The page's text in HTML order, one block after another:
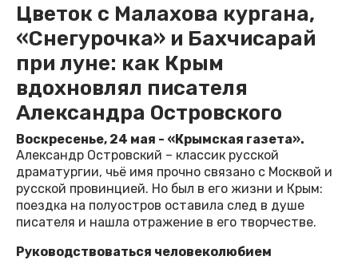
Цветок с Малахова кургана,
«Снегурочка» и Бахчисарай
при луне: как Крым
вдохновлял писателя
Александра Островского
Воскресенье, 24 мая - «Крымская газета».
Александр Островский – классик русской
драматургии, чьё имя прочно связано с Москвой и
русской провинцией. Но был в его жизни и Крым:
поездка на полуостров оставила след в душе
писателя и нашла отражение в его творчестве.
Руководствоваться человеколюбием